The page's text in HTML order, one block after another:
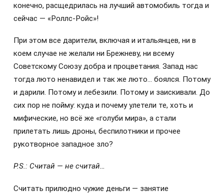
конечно, расщедрилась на лучший автомобиль тогда и
сейчас — «Роллс-Ройс»!
При этом все дарители, включая и итальянцев, ни в
коем случае не желали ни Брежневу, ни всему
Советскому Союзу добра и процветания. Запад нас
тогда люто ненавидел и так же люто… боялся. Потому
и дарили. Потому и лебезили. Потому и заискивали. До
сих пор не пойму: куда и почему улетели те, хоть и
мифические, но всё же «голуби мира», а стали
прилетать лишь дроны, беспилотники и прочее
рукотворное западное зло?
P.S.: Считай — не считай…
Считать прилюдно чужие деньги — занятие